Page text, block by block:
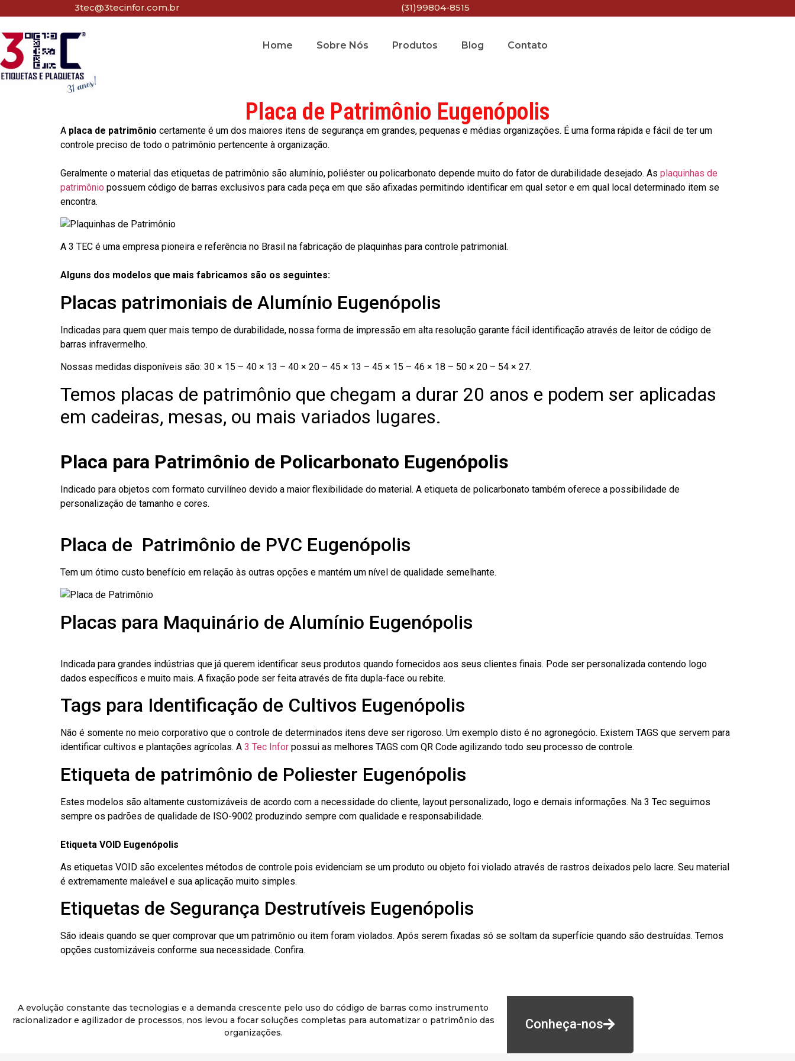
3tec@3tecinfor.com.br (31)99804-8515
Home Sobre Nós Produtos Blog Contato
Placa de Patrimônio Eugenópolis
A placa de patrimônio certamente é um dos maiores itens de segurança em grandes, pequenas e médias organizações. É uma forma rápida e fácil de ter um
controle preciso de todo o patrimônio pertencente à organização.
Geralmente o material das etiquetas de patrimônio são alumínio, poliéster ou policarbonato depende muito do fator de durabilidade desejado. As plaquinhas de
patrimônio possuem código de barras exclusivos para cada peça em que são afixadas permitindo identificar em qual setor e em qual local determinado item se
encontra.
A 3 TEC é uma empresa pioneira e referência no Brasil na fabricação de plaquinhas para controle patrimonial.
Alguns dos modelos que mais fabricamos são os seguintes:
Placas patrimoniais de Alumínio Eugenópolis
Indicadas para quem quer mais tempo de durabilidade, nossa forma de impressão em alta resolução garante fácil identificação através de leitor de código de
barras infravermelho.
Nossas medidas disponíveis são: 30 × 15 – 40 × 13 – 40 × 20 – 45 × 13 – 45 × 15 – 46 × 18 – 50 × 20 – 54 × 27.
Temos placas de patrimônio que chegam a durar 20 anos e podem ser aplicadas
em cadeiras, mesas, ou mais variados lugares.
Placa para Patrimônio de Policarbonato Eugenópolis
Indicado para objetos com formato curvilíneo devido a maior flexibilidade do material. A etiqueta de policarbonato também oferece a possibilidade de
personalização de tamanho e cores.
Placa de Patrimônio de PVC Eugenópolis
Tem um ótimo custo benefício em relação às outras opções e mantém um nível de qualidade semelhante.
Placas para Maquinário de Alumínio Eugenópolis
Indicada para grandes indústrias que já querem identificar seus produtos quando fornecidos aos seus clientes finais. Pode ser personalizada contendo logo
dados específicos e muito mais. A fixação pode ser feita através de fita dupla-face ou rebite.
Tags para Identificação de Cultivos Eugenópolis
Não é somente no meio corporativo que o controle de determinados itens deve ser rigoroso. Um exemplo disto é no agronegócio. Existem TAGS que servem para
identificar cultivos e plantações agrícolas. A 3 Tec Infor possui as melhores TAGS com QR Code agilizando todo seu processo de controle.
Etiqueta de patrimônio de Poliester Eugenópolis
Estes modelos são altamente customizáveis de acordo com a necessidade do cliente, layout personalizado, logo e demais informações. Na 3 Tec seguimos
sempre os padrões de qualidade de ISO-9002 produzindo sempre com qualidade e responsabilidade.
Etiqueta VOID Eugenópolis
As etiquetas VOID são excelentes métodos de controle pois evidenciam se um produto ou objeto foi violado através de rastros deixados pelo lacre. Seu material
é extremamente maleável e sua aplicação muito simples.
Etiquetas de Segurança Destrutíveis Eugenópolis
São ideais quando se quer comprovar que um patrimônio ou item foram violados. Após serem fixadas só se soltam da superfície quando são destruídas. Temos
opções customizáveis conforme sua necessidade. Confira.
A evolução constante das tecnologias e a demanda crescente pelo uso do código de barras como instrumento
racionalizador e agilizador de processos, nos levou a focar soluções completas para automatizar o patrimônio das
organizações.
Conheça-nos